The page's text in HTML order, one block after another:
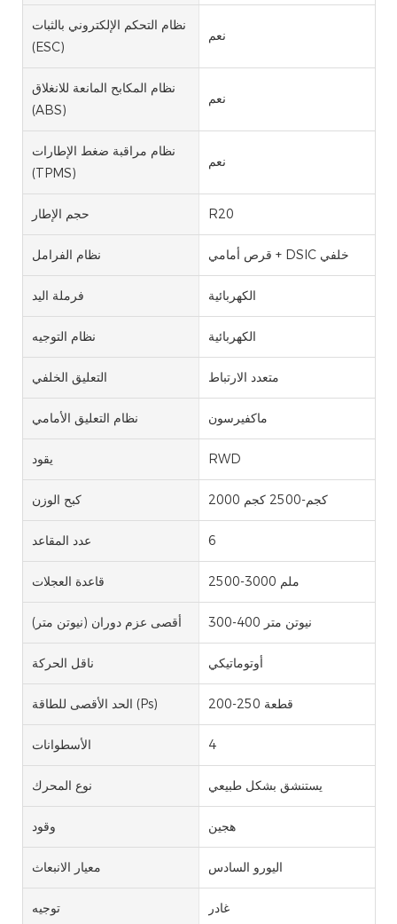
نظام التحكم الإلكتروني بالثبات
(ESC)
نعم
نظام المكابح المانعة للانغلاق
(ABS)
نعم
نظام مراقبة ضغط الإطارات
(TPMS)
نعم
حجم الإطار R20
نظام الفرامل قرص أمامي + DSIC خلفي
فرملة اليد الكهربائية
نظام التوجيه الكهربائية
التعليق الخلفي متعدد الارتباط
نظام التعليق الأمامي ماكفيرسون
يقود RWD
كبح الوزن 2000 كجم-2500 كجم
عدد المقاعد 6
قاعدة العجلات 2500-3000 ملم
أقصى عزم دوران (نيوتن متر) 300-400 نيوتن متر
ناقل الحركة أوتوماتيكي
الحد الأقصى للطاقة (Ps) 200-250 قطعة
الأسطوانات 4
نوع المحرك يستنشق بشكل طبيعي
وقود هجين
معيار الانبعاث اليورو السادس
توجيه غادر